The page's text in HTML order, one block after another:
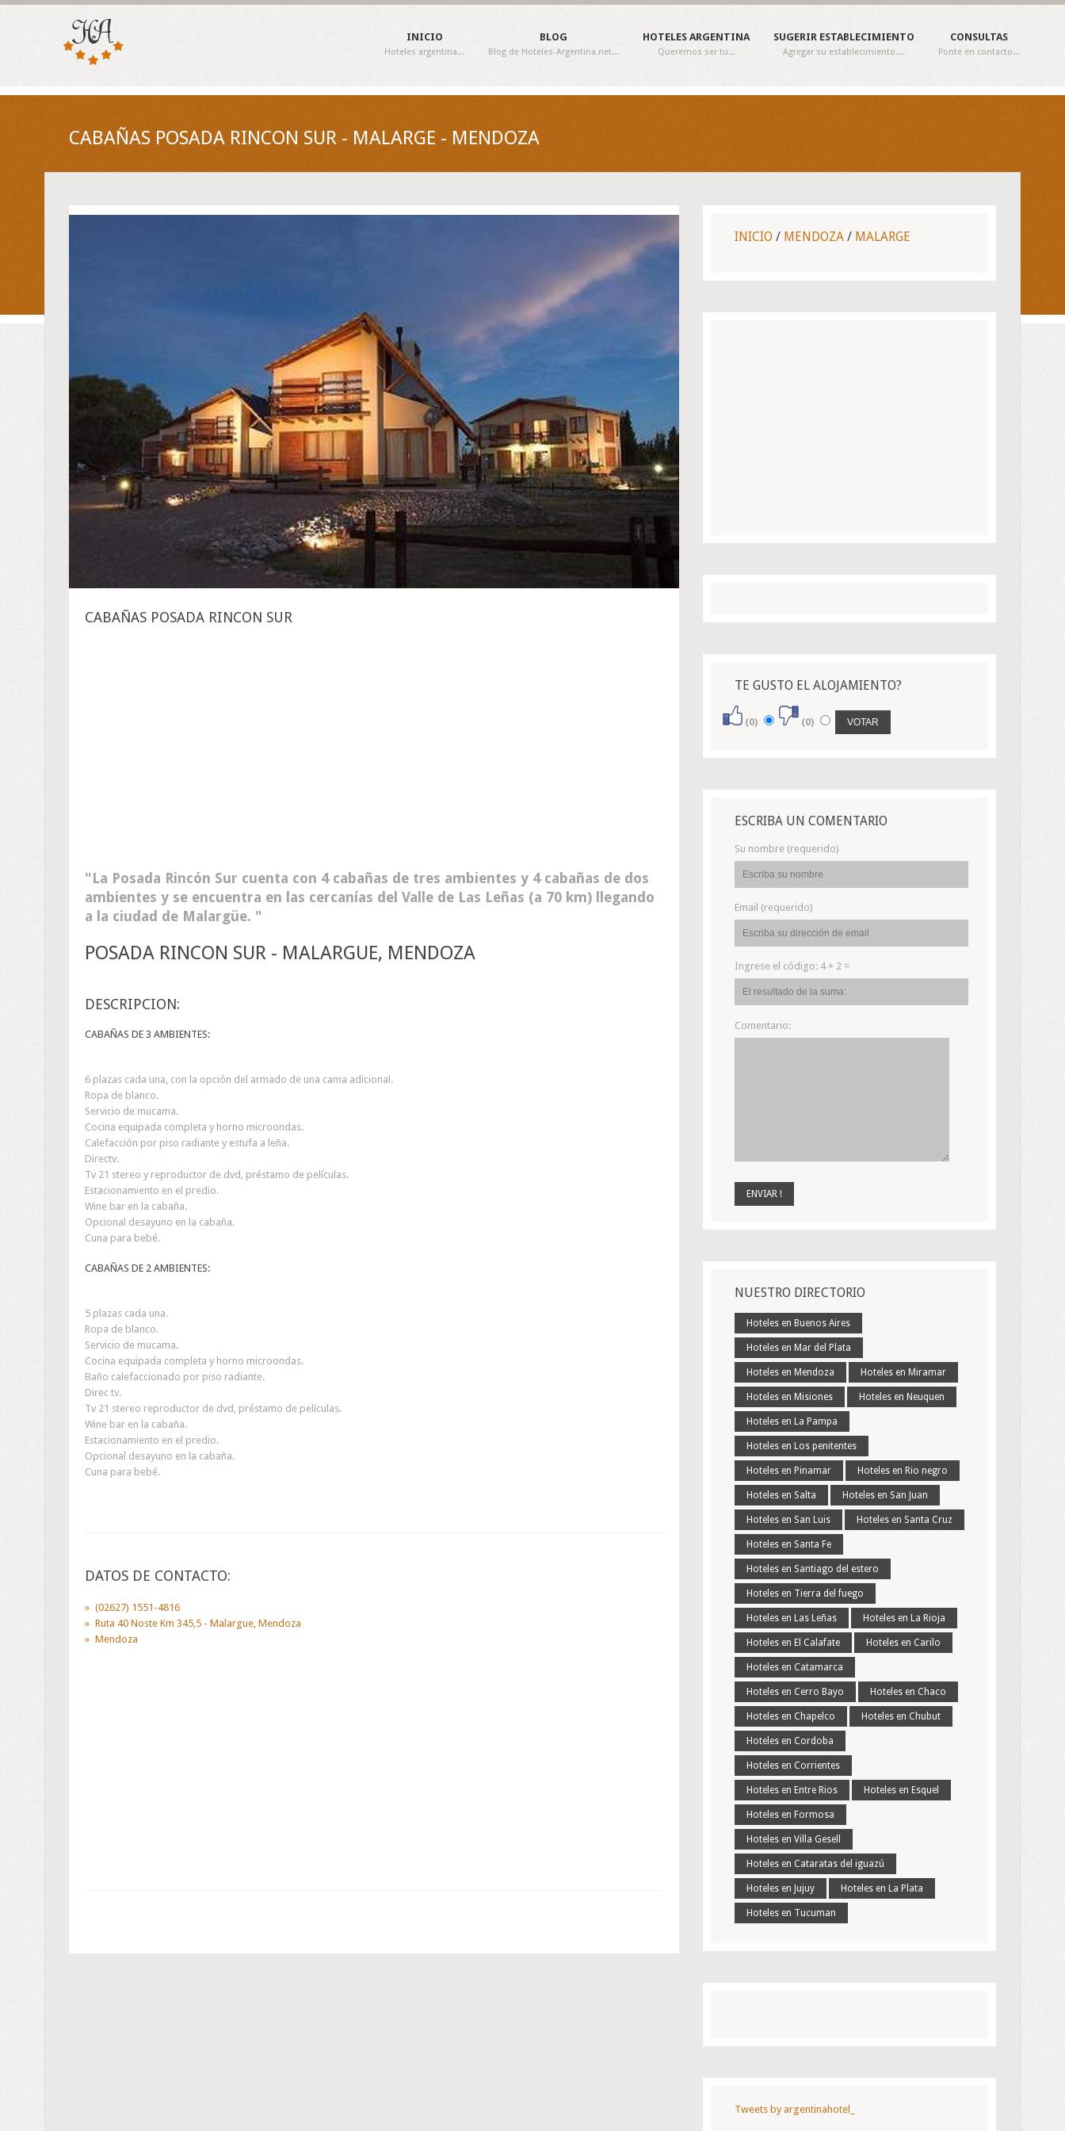
INICIO
Hoteles argentina...
BLOG
Blog de Hoteles-Argentina.net...
HOTELES ARGENTINA
Queremos ser tu...
SUGERIR ESTABLECIMIENTO
Agregar su establecimiento....
CONSULTAS
Ponte en contacto...
CABAÑAS POSADA RINCON SUR - MALARGE - MENDOZA
CABAÑAS POSADA RINCON SUR
La Posada Rincón Sur cuenta con 4 cabañas de tres ambientes y 4 cabañas de dos
ambientes y se encuentra en las cercanías del Valle de Las Leñas (a 70 km) llegando
a la ciudad de Malargüe.
POSADA RINCON SUR - MALARGUE, MENDOZA
DESCRIPCION:
CABAÑAS DE 3 AMBIENTES:
6 plazas cada una, con la opción del armado de una cama adicional.
Ropa de blanco.
Servicio de mucama.
Cocina equipada completa y horno microondas.
Calefacción por piso radiante y estufa a leña.
Directv.
Tv 21 stereo y reproductor de dvd, préstamo de películas.
Estacionamiento en el predio.
Wine bar en la cabaña.
Opcional desayuno en la cabaña.
Cuna para bebé.
CABAÑAS DE 2 AMBIENTES:
5 plazas cada una.
Ropa de blanco.
Servicio de mucama.
Cocina equipada completa y horno microondas.
Baño calefaccionado por piso radiante.
Direc tv.
Tv 21 stereo reproductor de dvd, préstamo de películas.
Wine bar en la cabaña.
Estacionamiento en el predio.
Opcional desayuno en la cabaña.
Cuna para bebé.
DATOS DE CONTACTO:
(02627) 1551-4816
Ruta 40 Noste Km 345,5 - Malargue, Mendoza
Mendoza
INICIO / MENDOZA / MALARGE
TE GUSTO EL ALOJAMIENTO?
(0) (0)
ESCRIBA UN COMENTARIO
Su nombre (requerido)
Email (requerido)
Ingrese el código: 4 + 2 =
Comentario:
NUESTRO DIRECTORIO
Hoteles en Buenos Aires
Hoteles en Mar del Plata
Hoteles en Mendoza Hoteles en Miramar
Hoteles en Misiones Hoteles en Neuquen
Hoteles en La Pampa
Hoteles en Los penitentes
Hoteles en Pinamar Hoteles en Rio negro
Hoteles en Salta Hoteles en San Juan
Hoteles en San Luis Hoteles en Santa Cruz
Hoteles en Santa Fe
Hoteles en Santiago del estero
Hoteles en Tierra del fuego
Hoteles en Las Leñas Hoteles en La Rioja
Hoteles en El Calafate Hoteles en Carilo
Hoteles en Catamarca
Hoteles en Cerro Bayo Hoteles en Chaco
Hoteles en Chapelco Hoteles en Chubut
Hoteles en Cordoba
Hoteles en Corrientes
Hoteles en Entre Rios Hoteles en Esquel
Hoteles en Formosa
Hoteles en Villa Gesell
Hoteles en Cataratas del iguazú
Hoteles en Jujuy Hoteles en La Plata
Hoteles en Tucuman
Tweets by argentinahotel_